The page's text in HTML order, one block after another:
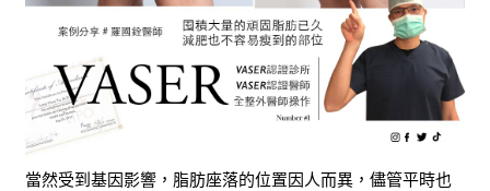
當然受到基因影響，脂肪座落的位置因人而異，儘管平時也